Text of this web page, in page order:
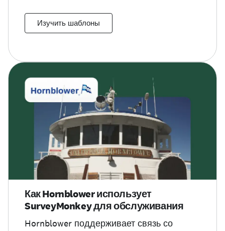
Изучить шаблоны
Как Hornblower использует
SurveyMonkey для обслуживания
Hornblower поддерживает связь со